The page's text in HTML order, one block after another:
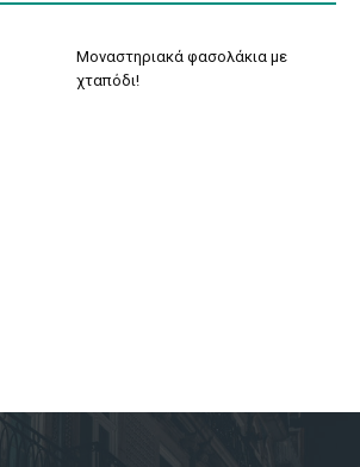
Μοναστηριακά φασολάκια με
χταπόδι!